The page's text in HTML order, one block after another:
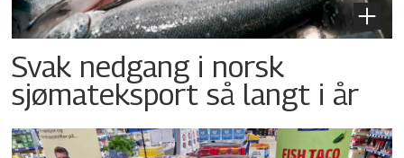
Svak nedgang i norsk
sjømateksport så langt i år